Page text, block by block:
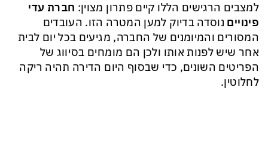
למצבים הרגישים הללו קיים פתרון מצוין: חברת עדי
פינויים נוסדה בדיוק למען המטרה הזו. העובדים
המסורים והמיומנים של החברה, מגיעים בכל יום לבית
אחר שיש לפנות אותו ולכן הם מומחים בסיווג של
הפריטים השונים, כדי שבסוף היום הדירה תהיה ריקה
לחלוטין.